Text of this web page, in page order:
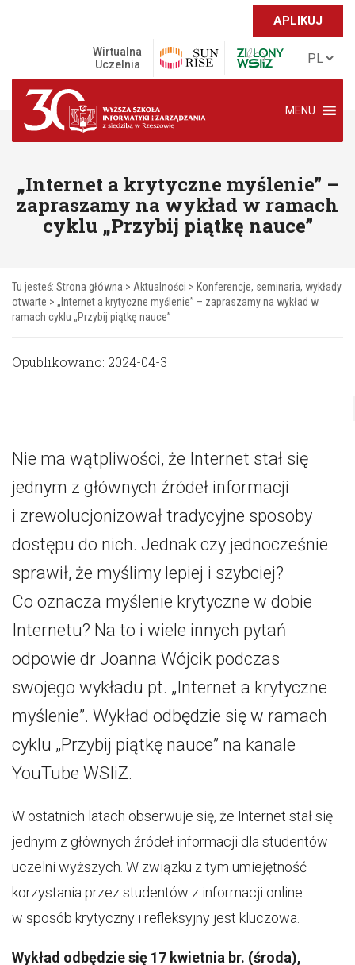
APLIKUJ
Wirtualna
Uczelnia
MENU
„Internet a krytyczne myślenie” –
zapraszamy na wykład w ramach
cyklu „Przybij piątkę nauce”
Tu jesteś: Strona główna > Aktualności > Konferencje, seminaria, wykłady
otwarte > „Internet a krytyczne myślenie” – zapraszamy na wykład w
ramach cyklu „Przybij piątkę nauce”
Opublikowano: 2024-04-3
Nie ma wątpliwości, że Internet stał się
jednym z głównych źródeł informacji
i zrewolucjonizował tradycyjne sposoby
dostępu do nich. Jednak czy jednocześnie
sprawił, że myślimy lepiej i szybciej?
Co oznacza myślenie krytyczne w dobie
Internetu? Na to i wiele innych pytań
odpowie dr Joanna Wójcik podczas
swojego wykładu pt. „Internet a krytyczne
myślenie”. Wykład odbędzie się w ramach
cyklu „Przybij piątkę nauce” na kanale
YouTube WSIiZ.
W ostatnich latach obserwuje się, że Internet stał się
jednym z głównych źródeł informacji dla studentów
uczelni wyższych. W związku z tym umiejętność
korzystania przez studentów z informacji online
w sposób krytyczny i refleksyjny jest kluczowa.
Wykład odbędzie się 17 kwietnia br. (środa),